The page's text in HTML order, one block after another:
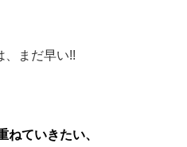
、まだ早い!!
ねていきたい、